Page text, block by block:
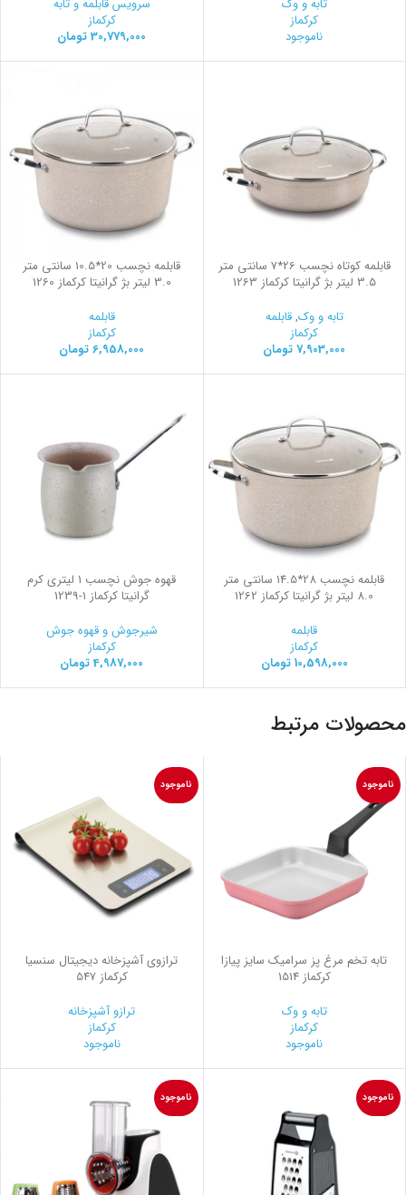
کرکماز
ناموجود
کرکماز
30,779,000 تومان
قابلمه کوتاه نچسب 26*7 سانتی متر
3.5 لیتر بژ گرانیتا کرکماز 1263
تابه و وک,قابلمه
کرکماز
7,903,000 تومان
قابلمه نچسب 20*10.5 سانتی متر
3.0 لیتر بژ گرانیتا کرکماز 1260
قابلمه
کرکماز
6,958,000 تومان
قابلمه نچسب 28*14.5 سانتی متر
8.0 لیتر بژ گرانیتا کرکماز 1262
قابلمه
کرکماز
10,598,000 تومان
قهوه جوش نچسب 1 لیتری کرم
گرانیتا کرکماز 1239-1
شیرجوش و قهوه جوش
کرکماز
4,987,000 تومان
محصولات مرتبط
ناموجود
تابه تخم مرغ پز سرامیک سایز پیازا
کرکماز 1514
تابه و وک
کرکماز
ناموجود
ناموجود
ترازوی آشپزخانه دیجیتال سنسیا
کرکماز 547
ترازو آشپزخانه
کرکماز
ناموجود
ناموجود ناموجود